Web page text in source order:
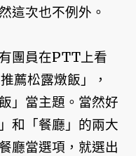
這次也不例外。
團員在PTT上看
薦松露燉飯」，
」當主題。當然好
和「餐廳」的兩大
廳當選項，就選出